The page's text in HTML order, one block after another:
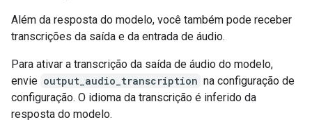
Além da resposta do modelo, você também pode receber
transcrições da saída e da entrada de áudio.
Para ativar a transcrição da saída de áudio do modelo,
envie output_audio_transcription na configuração de
configuração. O idioma da transcrição é inferido da
resposta do modelo.